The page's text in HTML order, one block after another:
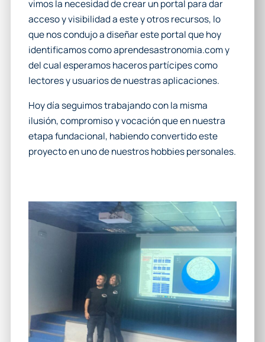
vimos la necesidad de crear un portal para dar
acceso y visibilidad a este y otros recursos, lo
que nos condujo a diseñar este portal que hoy
identificamos como aprendesastronomia.com y
del cual esperamos haceros partícipes como
lectores y usuarios de nuestras aplicaciones.
Hoy día seguimos trabajando con la misma
ilusión, compromiso y vocación que en nuestra
etapa fundacional, habiendo convertido este
proyecto en uno de nuestros hobbies personales.